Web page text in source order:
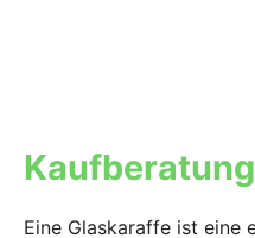
Kaufberatung
Eine Glaskaraffe ist eine